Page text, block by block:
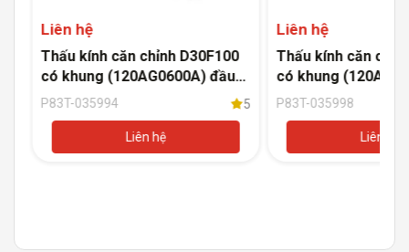
Liên hệ
Thấu kính căn chỉnh D30F100
có khung (120AG0600A) đầu
cắt Raytools BM111
P83T-035994 5
Liên hệ
Liên hệ
Thấu kính căn
có khung
cắt Raytools
P83T-035998
Liên hệ